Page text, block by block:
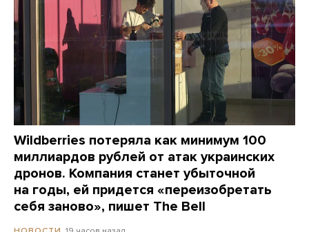
Wildberries потеряла как минимум 100
миллиардов рублей от атак украинских
дронов. Компания станет убыточной
на годы, ей придется «переизобретать
себя заново», пишет The Bell